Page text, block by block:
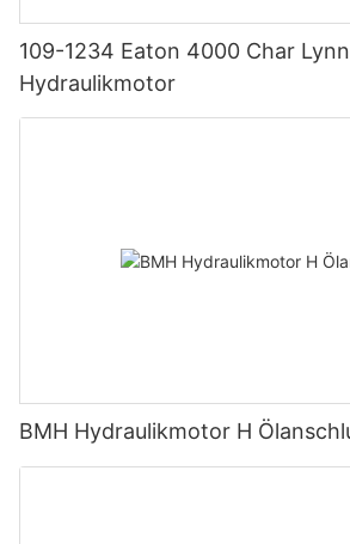
109-1234 Eaton 4000 Char
Hydraulikmotor
BMH Hydraulikmotor H